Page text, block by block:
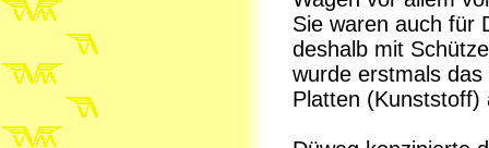
Sie waren auch für
deshalb mit
wurde erstmals
Platten (Kunststoff)